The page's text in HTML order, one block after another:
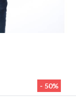
- 50%